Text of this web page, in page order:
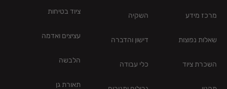
מרכז מידע
שאלות נפוצות
השכרת ציוד
השקיה
דישון והדברה
כלי עבודה
ציוד בטיחות
עציצים ואדמה
הלבשה
תאורת גן